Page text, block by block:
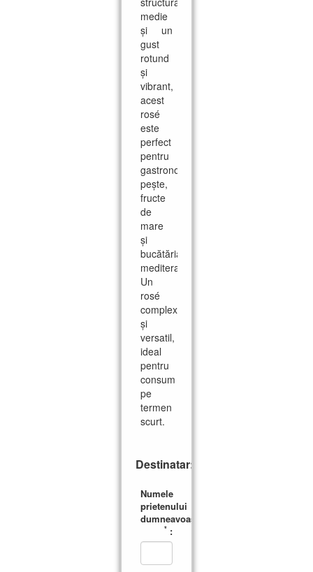
medie
și un
gust
rotund
și
vibrant,
acest
rosé
este
perfect
pentru
gastronomie,
pește,
fructe
de
mare
și
bucătăria
mediteraneană.
Un
rosé
complex
și
versatil,
ideal
pentru
consum
pe
termen
scurt.
Destinatar:
Numele
prietenului
dumneavoastră
* :